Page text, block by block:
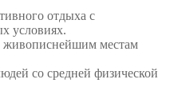
отдыха с
условиях.
живописнейшим местам
со средней физической